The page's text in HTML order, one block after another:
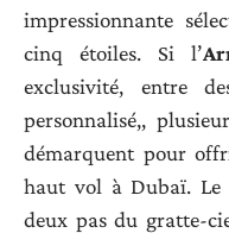
impressionnante
cinq étoiles. Si l’
exclusivité, entre
personnalisé,,
démarquent pour
haut vol à Dubaï. Le
deux pas du gratte-